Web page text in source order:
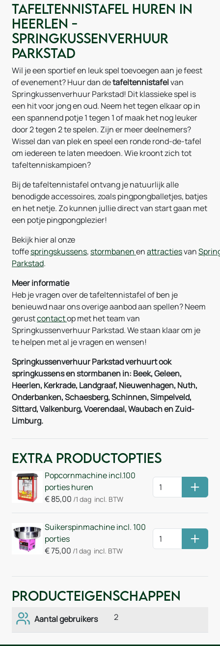
Tafeltennistafel huren in
Heerlen -
Springkussenverhuur
Parkstad
Wil je een sportief en leuk spel toevoegen aan je feest
of evenement? Huur dan detafeltennistafelvan
Springkussenverhuur Parkstad! Dit klassieke spel is
een hit voor jong en oud. Neem het tegen elkaar op in
een spannend potje 1 tegen 1 of maak het nog leuker
door 2 tegen 2 te spelen. Zijn er meer deelnemers?
Wissel dan van plek en speel een ronde rond-de-tafel
om iedereen te laten meedoen. Wie kroont zich tot
tafeltenniskampioen?
Bij de tafeltennistafel ontvang je natuurlijk alle
benodigde accessoires, zoals pingpongballetjes, batjes
en het netje. Zo kunnen jullie direct van start gaan met
een potje pingpongplezier!
Bekijk hier al onze
toffespringskussens, stormbanenenattractiesvan
Parkstad.
Meer informatie
Heb je vragen over de tafeltennistafel of ben je
benieuwd naar ons overige aanbod aan spellen? Neem
gerustcontactop met het team van
Springkussenverhuur Parkstad. We staan klaar om je
te helpen met al je vragen en wensen!
Springkussenverhuur Parkstad verhuurt ook
springkussens en stormbanen in: Beek, Geleen,
Heerlen, Kerkrade, Landgraaf, Nieuwenhagen, Nuth,
Onderbanken, Schaesberg, Schinnen, Simpelveld,
Sittard, Valkenburg, Voerendaal, Waubach en Zuid-
Limburg.
Extra Productopties
Popcornmachine incl.100
porties huren
€85,00 /1 dag incl. BTW
Suikerspinmachine incl. 100
porties
€75,00 /1 dag incl. BTW
Producteigenschappen
Aantal gebruikers 2